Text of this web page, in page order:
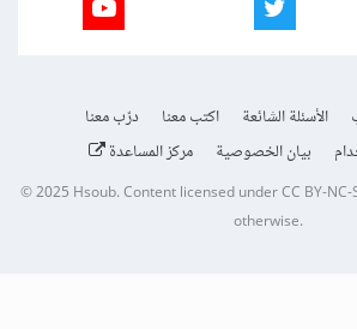
الأسئلة الشائعة اكتب معنا
درّب معنا
بيان الخصوصية مركز المساعدة
© 2025 Hsoub.Content licensed underCC BY-
otherwise.